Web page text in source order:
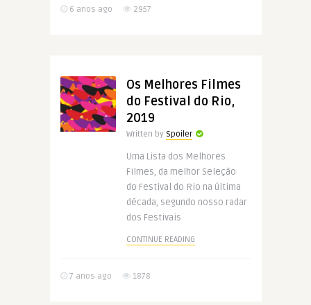
6 anos ago 2957
Os Melhores Filmes
do Festival do Rio,
2019
Written by Spoiler
Uma Lista dos Melhores
Filmes, da melhor Seleção
do Festival do Rio na última
década, segundo nosso radar
dos Festivais
CONTINUE READING
7 anos ago 1878